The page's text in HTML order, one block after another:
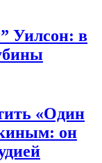
Уилсон: в
«Один
он